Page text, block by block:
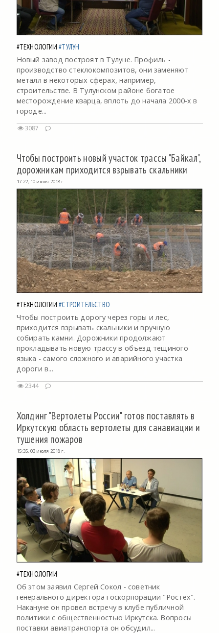
#ТЕХНОЛОГИИ #ТУЛУН
Новый завод построят в Тулуне. Профиль -
производство стеклокомпозитов, они заменяют
металл в некоторых сферах, например,
строительстве. В Тулунском районе богатое
месторождение кварца, вплоть до начала 2000-х в
городе...
3087
Чтобы построить новый участок трассы "Байкал",
дорожникам приходится взрывать скальники
17:22, 10 июля 2018 г.
#ТЕХНОЛОГИИ #СТРОИТЕЛЬСТВО
Чтобы построить дорогу через горы и лес,
приходится взрывать скальники и вручную
собирать камни. Дорожники продолжают
прокладывать новую трассу в объезд тещиного
языка - самого сложного и аварийного участка
дороги в...
2344
Холдинг "Вертолеты России" готов поставлять в
Иркутскую область вертолеты для санавиации и
тушения пожаров
15:35, 03 июля 2018 г.
#ТЕХНОЛОГИИ
Об этом заявил Сергей Сокол - советник
генерального директора госкорпорации "Ростех".
Накануне он провел встречу в клубе публичной
политики с общественностью Иркутска. Вопросы
поставки авиатранспорта он обсудил...